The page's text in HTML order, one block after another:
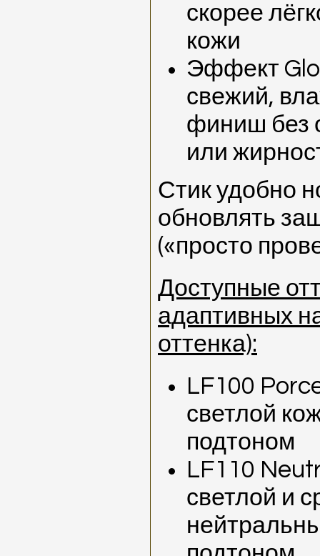
скорее
кожи
Эффект
свежий,
финиш без
или
Стик удобно
обновлять
(«просто
Доступные
адаптивных
оттенка):
LF100
светлой
подтоном
LF110
светлой и